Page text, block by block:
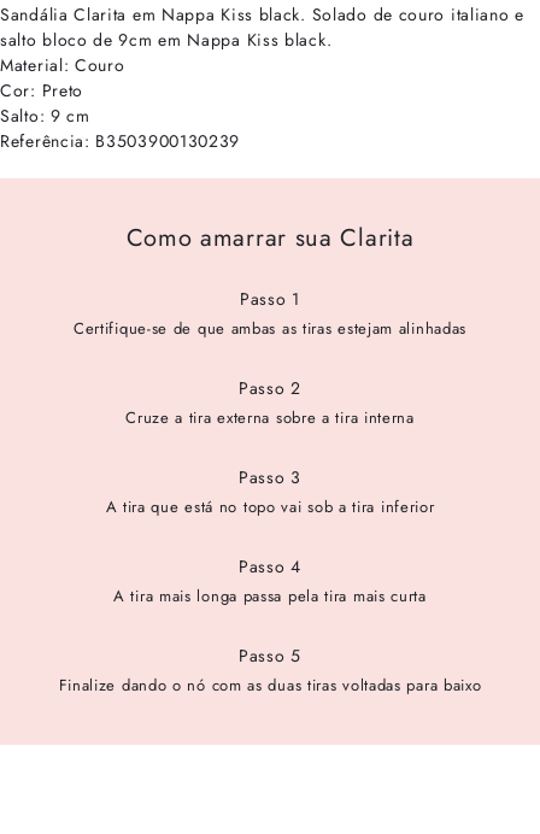
Sandália Clarita em Nappa Kiss black. Solado de couro italiano e
salto bloco de 9cm em Nappa Kiss black.
Material: Couro
Cor: Preto
Salto: 9 cm
Referência: B3503900130239
Como amarrar sua Clarita
Passo 1
Certifique-se de que ambas as tiras estejam alinhadas
Passo 2
Cruze a tira externa sobre a tira interna
Passo 3
A tira que está no topo vai sob a tira inferior
Passo 4
A tira mais longa passa pela tira mais curta
Passo 5
Finalize dando o nó com as duas tiras voltadas para baixo